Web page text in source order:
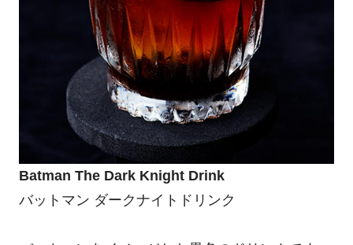
Batman The Dark Knight Drink
バットマン ダークナイトドリンク